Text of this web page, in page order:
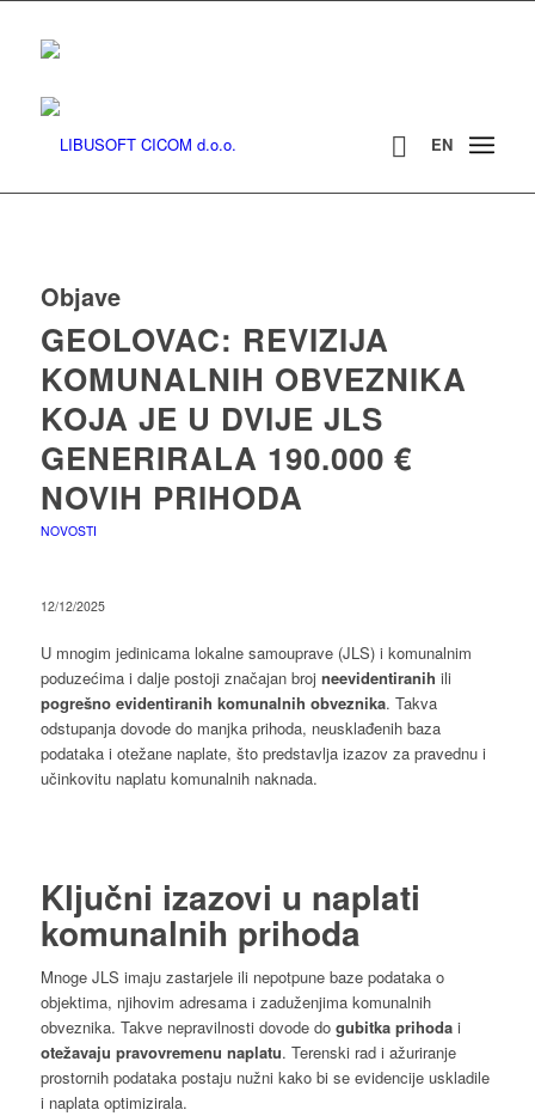
EN
Objave
GEOLOVAC: REVIZIJA
KOMUNALNIH OBVEZNIKA
KOJA JE U DVIJE JLS
GENERIRALA 190.000 €
NOVIH PRIHODA
NOVOSTI
12/12/2025
U mnogim jedinicama lokalne samouprave (JLS) i komunalnim
poduzećima i dalje postoji značajan broj neevidentiranih ili
pogrešno evidentiranih komunalnih obveznika. Takva
odstupanja dovode do manjka prihoda, neusklađenih baza
podataka i otežane naplate, što predstavlja izazov za pravednu i
učinkovitu naplatu komunalnih naknada.
Ključni izazovi u naplati
komunalnih prihoda
Mnoge JLS imaju zastarjele ili nepotpune baze podataka o
objektima, njihovim adresama i zaduženjima komunalnih
obveznika. Takve nepravilnosti dovode do gubitka prihodai
otežavaju pravovremenu naplatu. Terenski rad i ažuriranje
prostornih podataka postaju nužni kako bi se evidencije uskladile
i naplata optimizirala.